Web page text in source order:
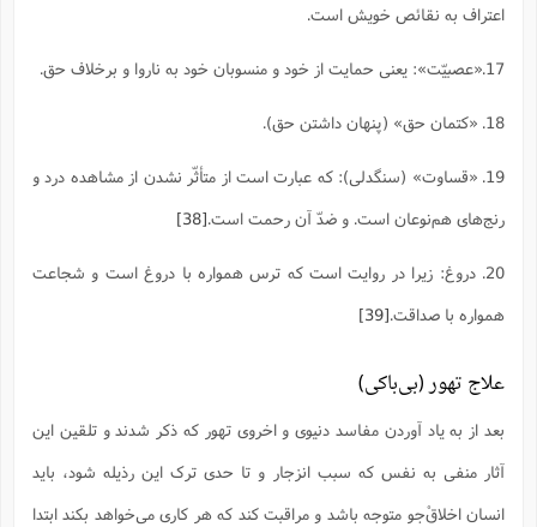
اعتراف به نقائص خویش است.
17.«عصبیّت»: یعنى حمایت از خود و منسوبان خود به ناروا و برخلاف حق.
18. «کتمان حق» (پنهان داشتن حق).
19. «قساوت» (سنگدلى): که عبارت است از متأثّر نشدن از مشاهده درد و
رنج‌هاى هم‌نوعان است. و ضدّ آن رحمت است.[38]
20. دروغ: زیرا در روایت است که ترس همواره با دروغ است و شجاعت
همواره با صداقت.[39]
علاج تهور (بی‌باکی)
بعد از به یاد آوردن مفاسد دنیوی و اخروی تهور که ذکر شدند و تلقین این
آثار منفی به نفس که سبب انزجار و تا حدی ترک این رذیله شود، باید
انسان اخلاقْ‌جو متوجه باشد و مراقبت کند که هر کارى مى‌خواهد بکند ابتدا